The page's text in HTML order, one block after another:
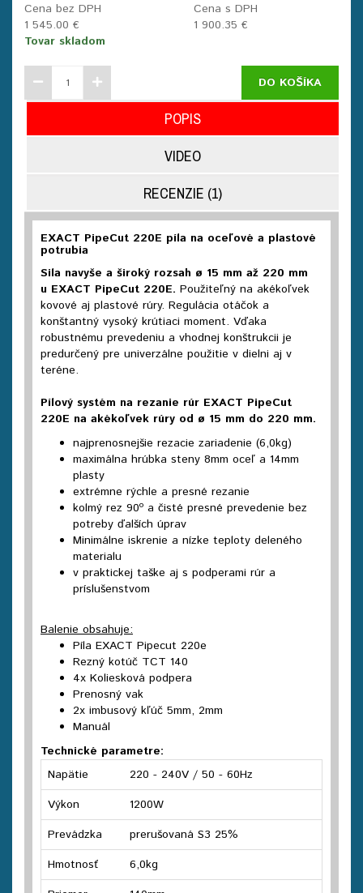
Cena bez DPH
1 545.00 €
Cena s DPH
1 900.35 €
Tovar skladom
DO KOŠÍKA
POPIS
VIDEO
RECENZIE (1)
EXACT PipeCut 220E píla na oceľové a plastové
potrubia
Sila navyše a široký rozsah ø 15 mm až 220 mm
u EXACT PipeCut 220E. Použiteľný na akékoľvek
kovové aj plastové rúry. Regulácia otáčok a
konštantný vysoký krútiaci moment. Vďaka
robustnému prevedeniu a vhodnej konštrukcii je
predurčený pre univerzálne použitie v dielni aj v
teréne.
Pílový systém na rezanie rúr EXACT PipeCut
220E na akékoľvek rúry od ø 15 mm do 220 mm.
najprenosnejšie rezacie zariadenie (6,0kg)
maximálna hrúbka steny 8mm oceľ a 14mm
plasty
extrémne rýchle a presné rezanie
kolmý rez 90º a čisté presné prevedenie bez
potreby ďalších úprav
Minimálne iskrenie a nízke teploty deleného
materialu
v praktickej taške aj s podperami rúr a
príslušenstvom
Balenie obsahuje:
Píla EXACT Pipecut 220e
Rezný kotúč TCT 140
4x Koliesková podpera
Prenosný vak
2x imbusový kľúč 5mm, 2mm
Manuál
Technické parametre:
Napätie
220 - 240V / 50 - 60Hz
Výkon
1200W
Prevádzka
prerušovaná S3 25%
Hmotnosť
6,0kg